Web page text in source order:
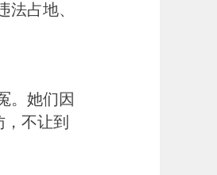
占地、
。她们因
不让到